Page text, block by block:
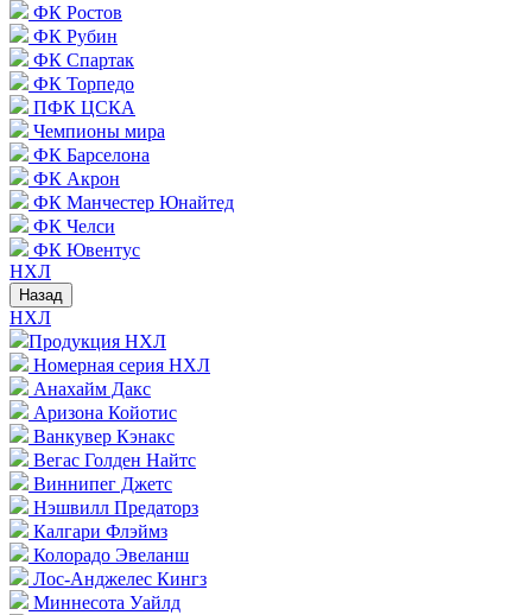
ФК Ростов
ФК Рубин
ФК Спартак
ФК Торпедо
ПФК ЦСКА
Чемпионы мира
ФК Барселона
ФК Акрон
ФК Манчестер Юнайтед
ФК Челси
ФК Ювентус
НХЛ
Назад
НХЛ
Продукция НХЛ
Номерная серия НХЛ
Анахайм Дакс
Аризона Койотис
Ванкувер Кэнакс
Вегас Голден Найтс
Виннипег Джетс
Нэшвилл Предаторз
Калгари Флэймз
Колорадо Эвеланш
Лос-Анджелес Кингз
Миннесота Уайлд